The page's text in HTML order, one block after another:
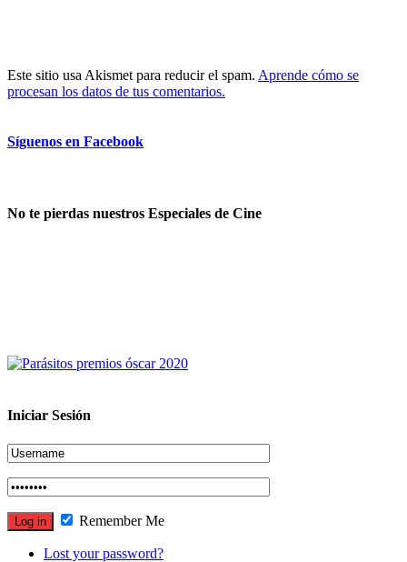
Este sitio usa Akismet para reducir el spam. Aprende cómo se
procesan los datos de tus comentarios.
Síguenos en Facebook
No te pierdas nuestros Especiales de Cine
Iniciar Sesión
Remember Me
Lost your password?